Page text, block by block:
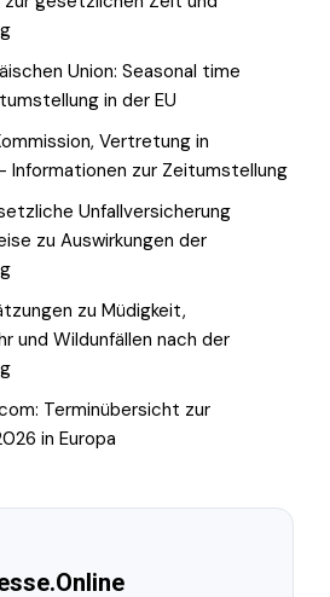
Union: Seasonal time
in der EU
Vertretung in
Informationen zur Zeitumstellung
Unfallversicherung
zu Auswirkungen der
zu Müdigkeit,
und Wildunfällen nach der
Terminübersicht zur
in Europa